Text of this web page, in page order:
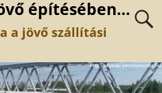
építésében…
a jövő szállítási